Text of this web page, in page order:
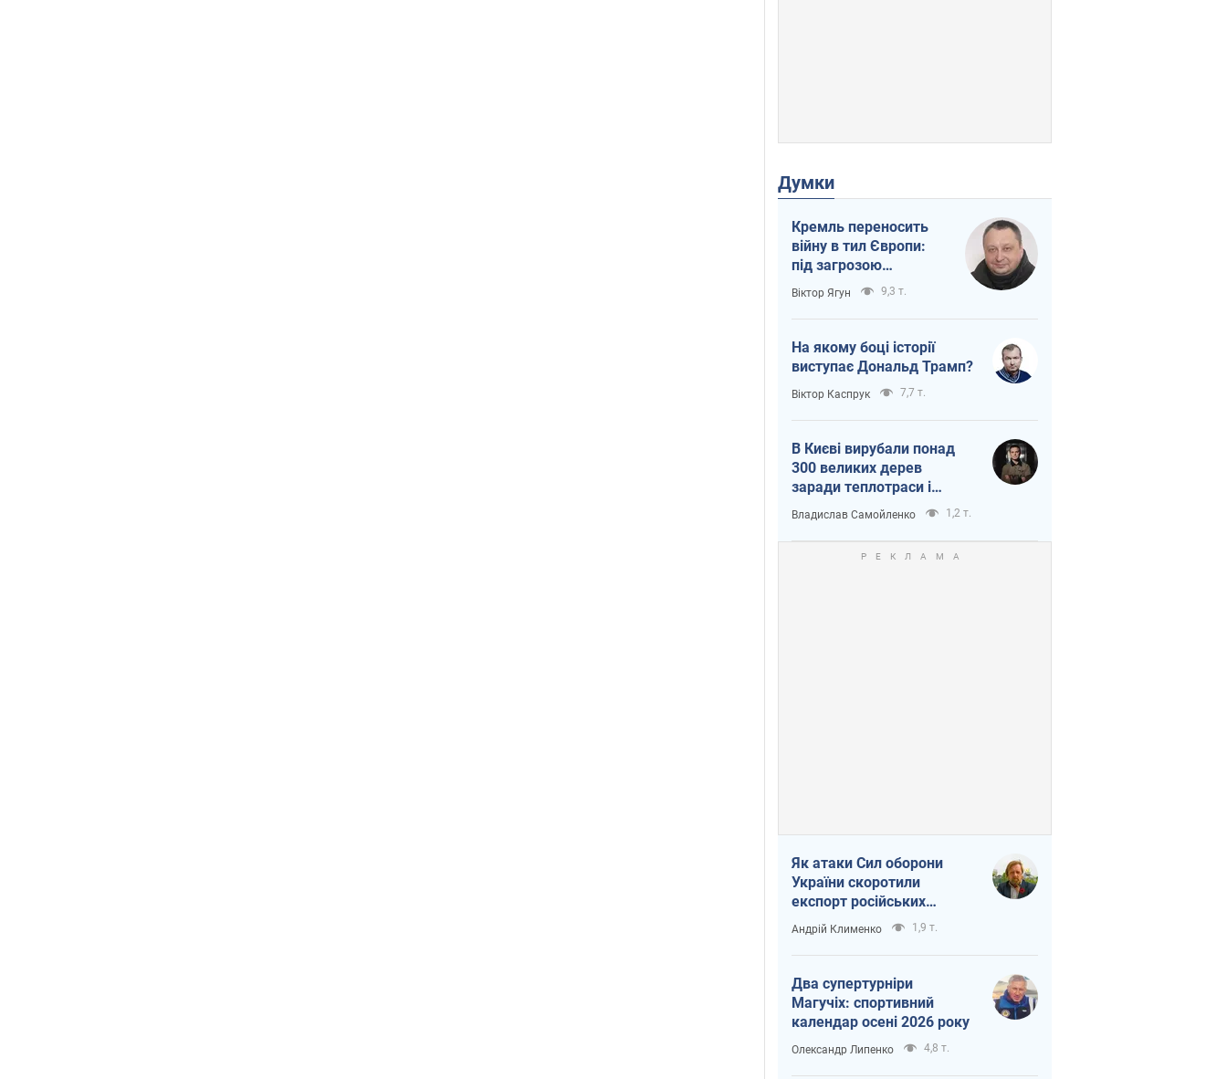
Думки
Кремль переносить
війну в тил Європи:
під загрозою
критична логістика
Віктор Ягун 9,3 т.
На якому боці історії
виступає Дональд Трамп?
Віктор Каспрук 7,7 т.
В Києві вирубали понад
300 великих дерев
заради теплотраси і
всупереч Генплану
Владислав Самойленко 1,2 т.
Як атаки Сил оборони
України скоротили
експорт російських
нафтопродуктів
Андрій Клименко 1,9 т.
Два супертурніри
Магучіх: спортивний
календар осені 2026 року
Олександр Липенко 4,8 т.